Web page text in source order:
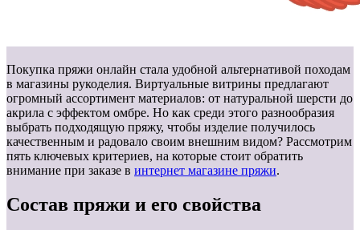
Покупка пряжи онлайн стала удобной альтернативой походам
в магазины рукоделия. Виртуальные витрины предлагают
огромный ассортимент материалов: от натуральной шерсти до
акрила с эффектом омбре. Но как среди этого разнообразия
выбрать подходящую пряжу, чтобы изделие получилось
качественным и радовало своим внешним видом? Рассмотрим
пять ключевых критериев, на которые стоит обратить
внимание при заказе в интернет магазине пряжи.
Состав пряжи и его свойства